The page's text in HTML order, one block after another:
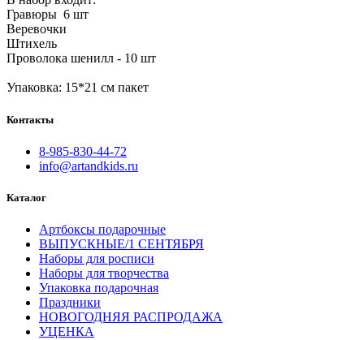
Гравюры 6 шт
Веревочки
Штихель
Проволока шенилл - 10 шт
Упаковка: 15*21 см пакет
Контакты
8-985-830-44-72
info@artandkids.ru
Каталог
Артбоксы подарочные
ВЫПУСКНЫЕ/1 СЕНТЯБРЯ
Наборы для росписи
Наборы для творчества
Упаковка подарочная
Праздники
НОВОГОДНЯЯ РАСПРОДАЖА
УЦЕНКА